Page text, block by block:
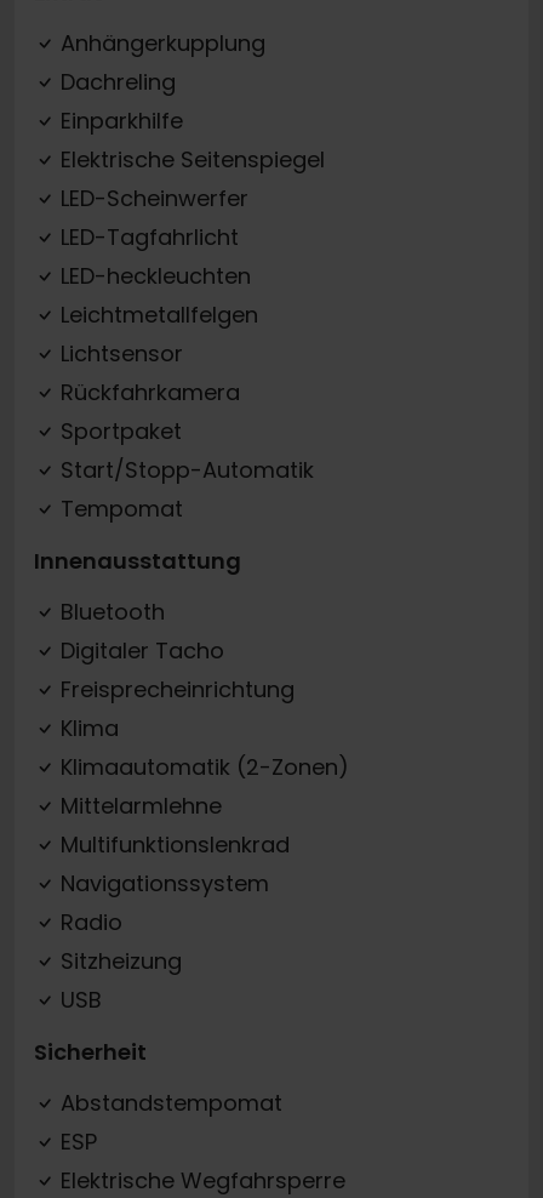
Anhängerkupplung
Dachreling
Einparkhilfe
Elektrische Seitenspiegel
LED-Scheinwerfer
LED-Tagfahrlicht
LED-heckleuchten
Leichtmetallfelgen
Lichtsensor
Rückfahrkamera
Sportpaket
Start/Stopp-Automatik
Tempomat
Innenausstattung
Bluetooth
Digitaler Tacho
Freisprecheinrichtung
Klima
Klimaautomatik (2-Zonen)
Mittelarmlehne
Multifunktionslenkrad
Navigationssystem
Radio
Sitzheizung
USB
Sicherheit
Abstandstempomat
ESP
Elektrische Wegfahrsperre